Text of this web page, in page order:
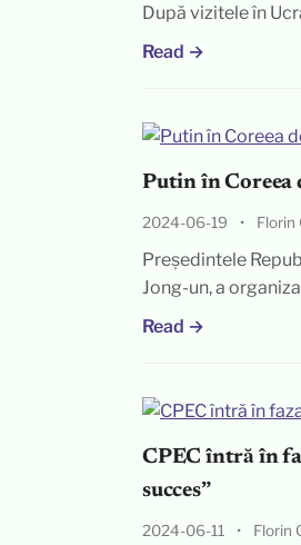
După vizitele în
Read →
Putin în
2024-06-19 • Florin
Președintele
Jong-un, a
Read →
CPEC întră în
succes”
2024-06-11 • Florin